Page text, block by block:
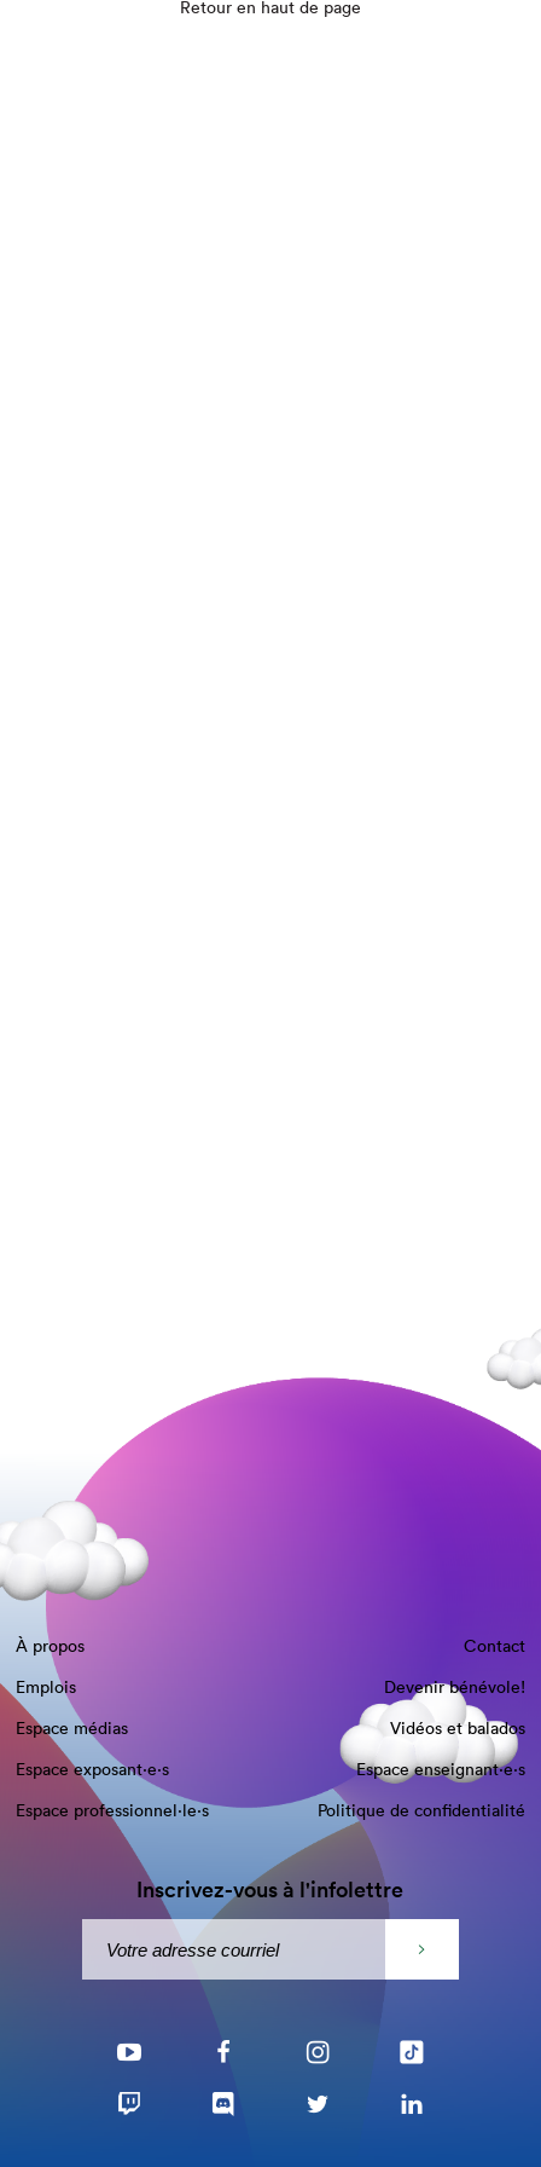
Retour en haut de page
À propos
Contact
Emplois
Devenir bénévole!
Espace médias
Vidéos et balados
Espace exposant·e⋅s
Espace enseignant·e⋅s
Espace professionnel·le⋅s
Politique de confidentialité
Inscrivez-vous à l'infolettre